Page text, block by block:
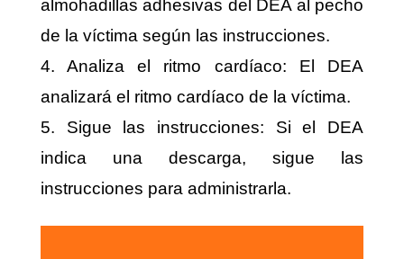
almohadillas adhesivas del DEA al pecho
de la víctima según las instrucciones.
4. Analiza el ritmo cardíaco: El DEA
analizará el ritmo cardíaco de la víctima.
5. Sigue las instrucciones: Si el DEA
indica una descarga, sigue las
instrucciones para administrarla.